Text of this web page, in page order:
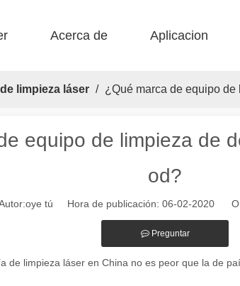
Acerca de Aplicacion
limpieza láser / ¿Qué marca de equipo
marcado láser en la fabricación moderna y el
equipo de limpieza de
od?
tú Hora de publicación: 06-02-2020
Preguntar
de limpieza láser en China no es peor que la de